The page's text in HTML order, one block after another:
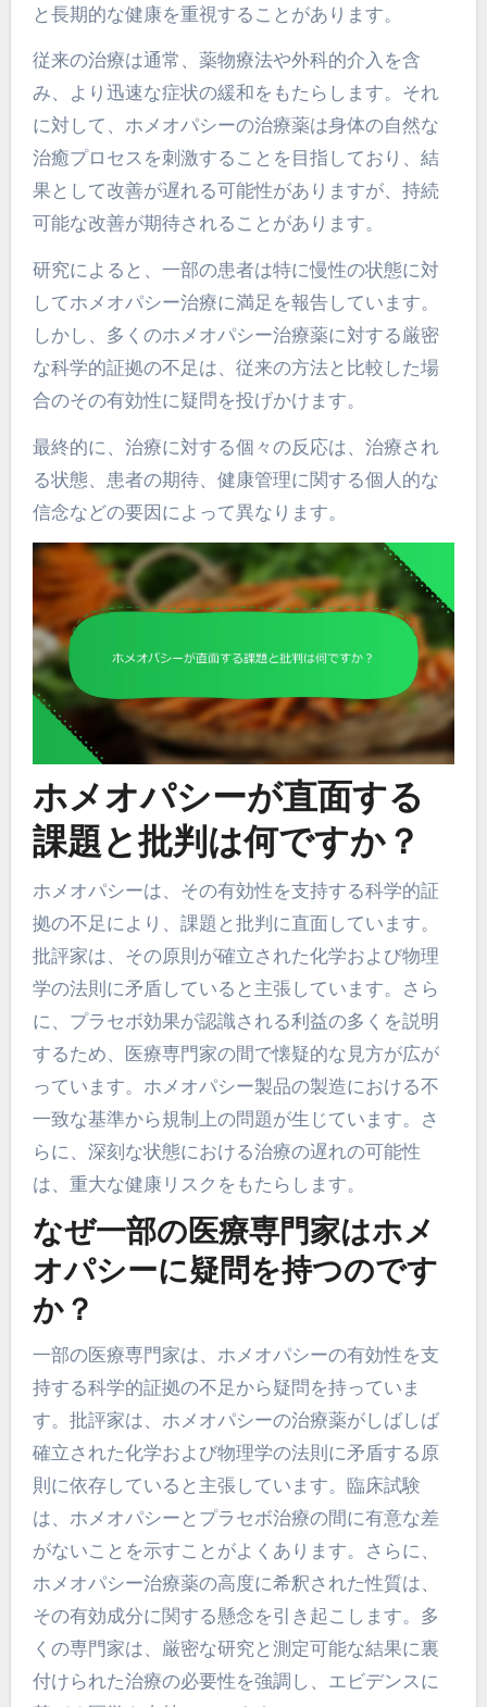
と長期的な健康を重視することがあります。
従来の治療は通常、薬物療法や外科的介入を含
み、より迅速な症状の緩和をもたらします。それ
に対して、ホメオパシーの治療薬は身体の自然な
治癒プロセスを刺激することを目指しており、結
果として改善が遅れる可能性がありますが、持続
可能な改善が期待されることがあります。
研究によると、一部の患者は特に慢性の状態に対
してホメオパシー治療に満足を報告しています。
しかし、多くのホメオパシー治療薬に対する厳密
な科学的証拠の不足は、従来の方法と比較した場
合のその有効性に疑問を投げかけます。
最終的に、治療に対する個々の反応は、治療され
る状態、患者の期待、健康管理に関する個人的な
信念などの要因によって異なります。
ホメオパシーが直面する
課題と批判は何ですか？
ホメオパシーは、その有効性を支持する科学的証
拠の不足により、課題と批判に直面しています。
批評家は、その原則が確立された化学および物理
学の法則に矛盾していると主張しています。さら
に、プラセボ効果が認識される利益の多くを説明
するため、医療専門家の間で懐疑的な見方が広が
っています。ホメオパシー製品の製造における不
一致な基準から規制上の問題が生じています。さ
らに、深刻な状態における治療の遅れの可能性
は、重大な健康リスクをもたらします。
なぜ一部の医療専門家はホメ
オパシーに疑問を持つのです
か？
一部の医療専門家は、ホメオパシーの有効性を支
持する科学的証拠の不足から疑問を持っていま
す。批評家は、ホメオパシーの治療薬がしばしば
確立された化学および物理学の法則に矛盾する原
則に依存していると主張しています。臨床試験
は、ホメオパシーとプラセボ治療の間に有意な差
がないことを示すことがよくあります。さらに、
ホメオパシー治療薬の高度に希釈された性質は、
その有効成分に関する懸念を引き起こします。多
くの専門家は、厳密な研究と測定可能な結果に裏
付けられた治療の必要性を強調し、エビデンスに